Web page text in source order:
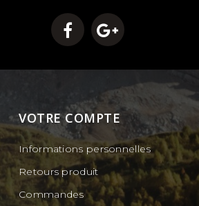
VOTRE COMPTE
Informations personnelles
Retours produit
Commandes